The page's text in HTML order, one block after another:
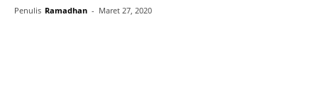
Penulis Ramadhan - Maret 27, 2020